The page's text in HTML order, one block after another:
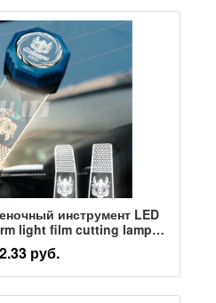
инструмент LED
light film cutting lamp
перезаряжаемая
для солнечной пленки
руб.